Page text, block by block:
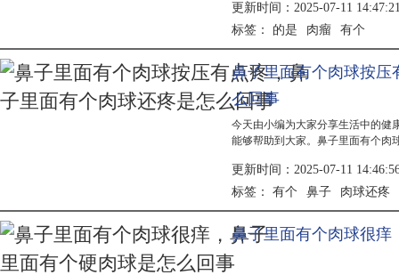
恶性肿...
更新时间：2025-07-11
标签： 的是 肉瘤 有个
鼻子里面有个肉球按压
么回事
今天由小编为大家分享生活中的健
能够帮助到大家。鼻子里面有个肉
外伤有...
更新时间：2025-07-11
标签： 有个 鼻子 肉球还疼
鼻子里面有个肉球很痒